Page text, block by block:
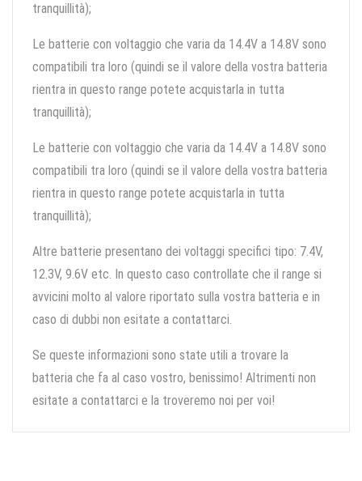
tranquillità);
Le batterie con voltaggio che varia da 14.4V a 14.8V sono
compatibili tra loro (quindi se il valore della vostra batteria
rientra in questo range potete acquistarla in tutta
tranquillità);
Le batterie con voltaggio che varia da 14.4V a 14.8V sono
compatibili tra loro (quindi se il valore della vostra batteria
rientra in questo range potete acquistarla in tutta
tranquillità);
Altre batterie presentano dei voltaggi specifici tipo: 7.4V,
12.3V, 9.6V etc. In questo caso controllate che il range si
avvicini molto al valore riportato sulla vostra batteria e in
caso di dubbi non esitate a contattarci.
Se queste informazioni sono state utili a trovare la
batteria che fa al caso vostro, benissimo! Altrimenti non
esitate a contattarci e la troveremo noi per voi!